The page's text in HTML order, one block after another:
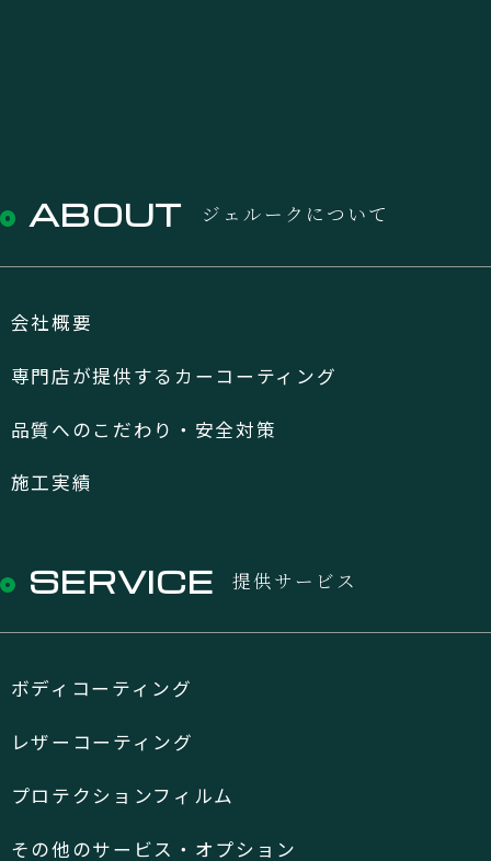
ABOUT ジェルークについて
会社概要
専門店が提供するカーコーティング
品質へのこだわり・安全対策
施工実績
SERVICE 提供サービス
ボディコーティング
レザーコーティング
プロテクションフィルム
その他のサービス・オプション